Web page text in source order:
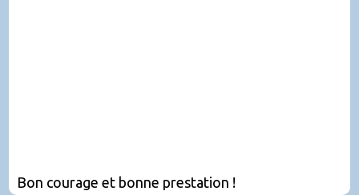
Bon courage et bonne prestation !